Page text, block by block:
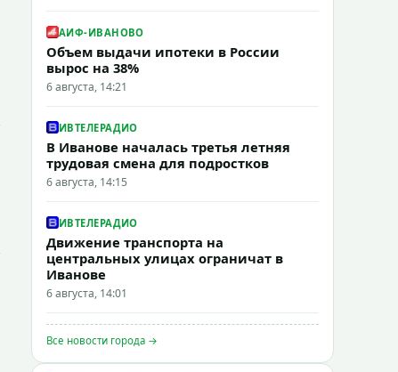
АИФ-ИВАНОВО
Объем выдачи ипотеки в России
вырос на 38%
6 августа, 14:21
ИВТЕЛЕРАДИО
В Иванове началась третья летняя
трудовая смена для подростков
6 августа, 14:15
ИВТЕЛЕРАДИО
Движение транспорта на
центральных улицах ограничат в
Иванове
6 августа, 14:01
Все новости города →